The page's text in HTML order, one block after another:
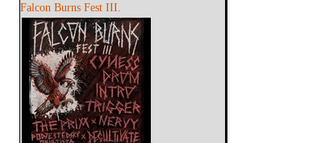
Falcon Burns Fest III.